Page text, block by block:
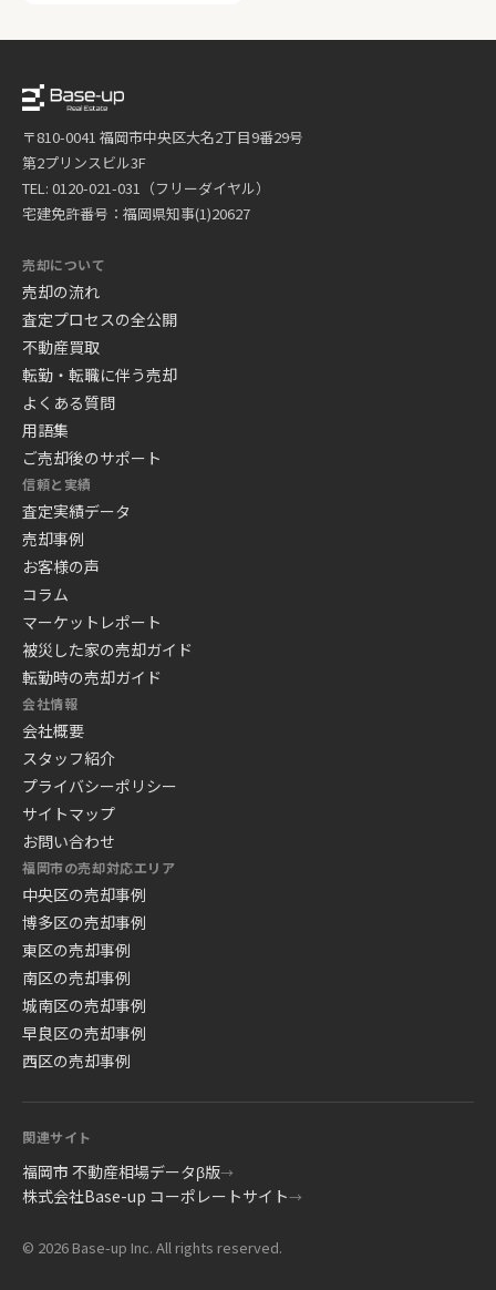
〒810-0041 福岡市中央区大名2丁目9番29号
第2プリンスビル3F
TEL: 0120-021-031（フリーダイヤル）
宅建免許番号：福岡県知事(1)20627
売却について
売却の流れ
査定プロセスの全公開
不動産買取
転勤・転職に伴う売却
よくある質問
用語集
ご売却後のサポート
信頼と実績
査定実績データ
売却事例
お客様の声
コラム
マーケットレポート
被災した家の売却ガイド
転勤時の売却ガイド
会社情報
会社概要
スタッフ紹介
プライバシーポリシー
サイトマップ
お問い合わせ
福岡市の売却対応エリア
中央区の売却事例
博多区の売却事例
東区の売却事例
南区の売却事例
城南区の売却事例
早良区の売却事例
西区の売却事例
関連サイト
福岡市 不動産相場データβ版→
株式会社Base-up コーポレートサイト→
© 2026 Base-up Inc. All rights reserved.